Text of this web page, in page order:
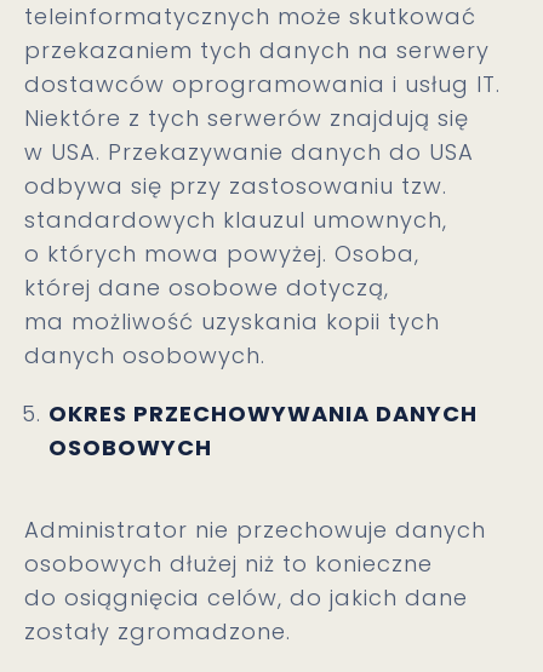
teleinformatycznych może skutkować
przekazaniem tych danych na serwery
dostawców oprogramowania i usług IT.
Niektóre z tych serwerów znajdują się
w USA. Przekazywanie danych do USA
odbywa się przy zastosowaniu tzw.
standardowych klauzul umownych,
o których mowa powyżej. Osoba,
której dane osobowe dotyczą,
ma możliwość uzyskania kopii tych
danych osobowych.
OKRES PRZECHOWYWANIA DANYCH
OSOBOWYCH
Administrator nie przechowuje danych
osobowych dłużej niż to konieczne
do osiągnięcia celów, do jakich dane
zostały zgromadzone.